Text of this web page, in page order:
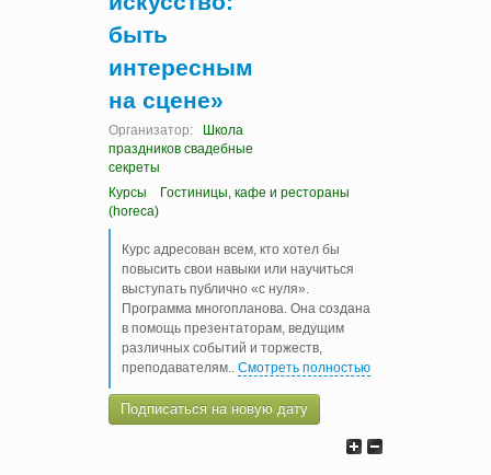
быть
интересным
на сцене»
Организатор:
Школа
праздников свадебные
секреты
Курсы
Гостиницы, кафе и рестораны
(horeca)
Курс адресован всем, кто хотел бы
повысить свои навыки или научиться
выступать публично «с нуля».
Программа многопланова. Она создана
в помощь презентаторам, ведущим
различных событий и торжеств,
преподавателям.. Смотреть полностью
Подписаться на новую дату